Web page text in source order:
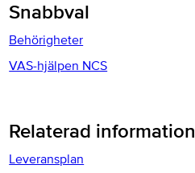
Snabbval
Behörigheter
VAS-hjälpen NCS
Relaterad information
Leveransplan